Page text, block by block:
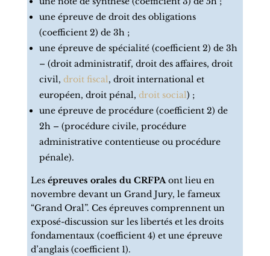
une épreuve de droit des obligations
(coefficient 2) de 3h ;
une épreuve de spécialité (coefficient 2) de 3h
– (droit administratif, droit des affaires, droit
civil, droit fiscal, droit international et
européen, droit pénal, droit social) ;
une épreuve de procédure (coefficient 2) de
2h – (procédure civile, procédure
administrative contentieuse ou procédure
pénale).
Les épreuves orales du CRFPAont lieu en
novembre devant un Grand Jury, le fameux
“Grand Oral”. Ces épreuves comprennent un
exposé-discussion sur les libertés et les droits
fondamentaux (coefficient 4) et une épreuve
d’anglais (coefficient 1).